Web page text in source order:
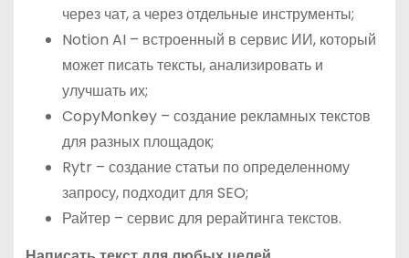
через чат, а через отдельные инструменты;
Notion AI – встроенный в сервис ИИ, который
может писать тексты, анализировать и
улучшать их;
CopyMonkey – создание рекламных текстов
для разных площадок;
Rytr – создание статьи по определенному
запросу, подходит для SEO;
Райтер – сервис для рерайтинга текстов.